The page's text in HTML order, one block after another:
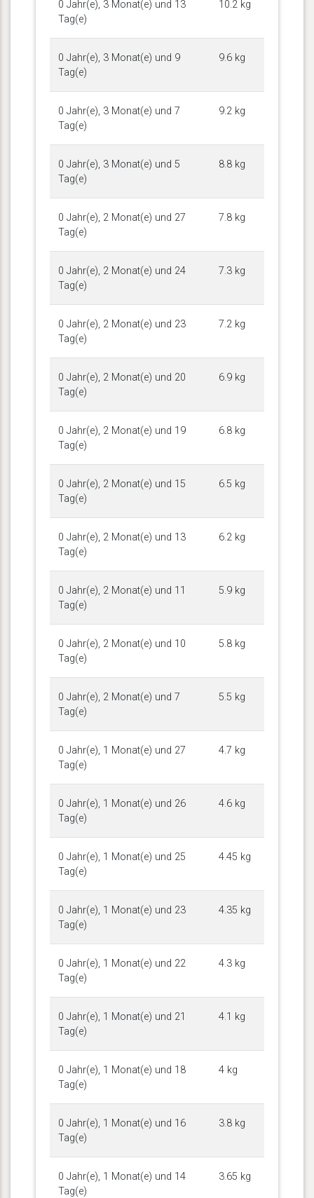
0 Jahr(e), 3 Monat(e) und 13
Tag(e)
10.2 kg
0 Jahr(e), 3 Monat(e) und 9
Tag(e)
9.6 kg
0 Jahr(e), 3 Monat(e) und 7
Tag(e)
9.2 kg
0 Jahr(e), 3 Monat(e) und 5
Tag(e)
8.8 kg
0 Jahr(e), 2 Monat(e) und 27
Tag(e)
7.8 kg
0 Jahr(e), 2 Monat(e) und 24
Tag(e)
7.3 kg
0 Jahr(e), 2 Monat(e) und 23
Tag(e)
7.2 kg
0 Jahr(e), 2 Monat(e) und 20
Tag(e)
6.9 kg
0 Jahr(e), 2 Monat(e) und 19
Tag(e)
6.8 kg
0 Jahr(e), 2 Monat(e) und 15
Tag(e)
6.5 kg
0 Jahr(e), 2 Monat(e) und 13
Tag(e)
6.2 kg
0 Jahr(e), 2 Monat(e) und 11
Tag(e)
5.9 kg
0 Jahr(e), 2 Monat(e) und 10
Tag(e)
5.8 kg
0 Jahr(e), 2 Monat(e) und 7
Tag(e)
5.5 kg
0 Jahr(e), 1 Monat(e) und 27
Tag(e)
4.7 kg
0 Jahr(e), 1 Monat(e) und 26
Tag(e)
4.6 kg
0 Jahr(e), 1 Monat(e) und 25
Tag(e)
4.45 kg
0 Jahr(e), 1 Monat(e) und 23
Tag(e)
4.35 kg
0 Jahr(e), 1 Monat(e) und 22
Tag(e)
4.3 kg
0 Jahr(e), 1 Monat(e) und 21
Tag(e)
4.1 kg
0 Jahr(e), 1 Monat(e) und 18
Tag(e)
4 kg
0 Jahr(e), 1 Monat(e) und 16
Tag(e)
3.8 kg
0 Jahr(e), 1 Monat(e) und 14
Tag(e)
3.65 kg